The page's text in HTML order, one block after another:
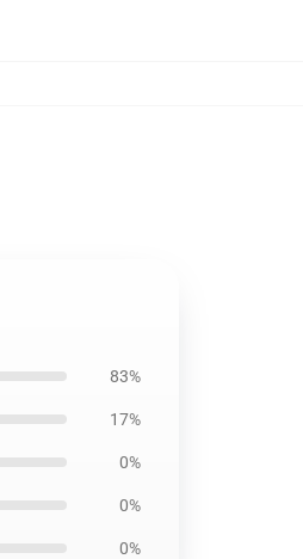
83%
17%
0%
0%
0%